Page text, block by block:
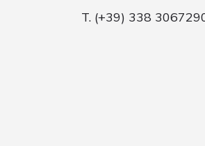
T. (+39) 338